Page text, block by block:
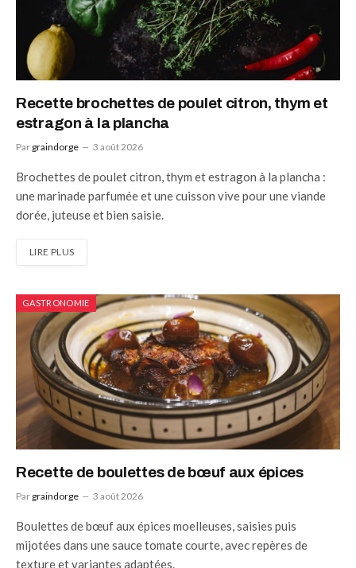
Recette brochettes de poulet citron, thym et
estragon à la plancha
Par graindorge 3 août 2026
Brochettes de poulet citron, thym et estragon à la plancha :
une marinade parfumée et une cuisson vive pour une viande
dorée, juteuse et bien saisie.
LIRE PLUS
GASTRONOMIE
Recette de boulettes de bœuf aux épices
Par graindorge 3 août 2026
Boulettes de bœuf aux épices moelleuses, saisies puis
mijotées dans une sauce tomate courte, avec repères de
texture et variantes adaptées.